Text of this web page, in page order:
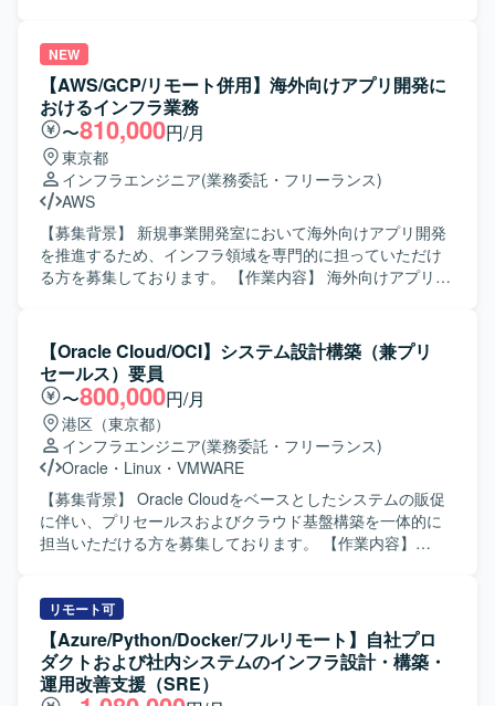
設計に深く関与していただけます。大規模なセキュリティ
プロジェクトの初期フェーズに携わることで、今後の全社
的なセキュリティ基盤構築に大きな影響を与えることがで
きます。 【開発環境】 SIEM製品およびSOAR製品を中心と
したセキュリティソリューション環境での業務となりま
す。
のIaC化を進めていただきます。また、セキュリティ要件へ
の対応や、本番環境上での安定運用および障害対応も行っ
ていただきます。 【求める人物像】 リモート環境下でも、
ビジネス側や他エンジニアと柔軟かつ円滑にコミュニケー
ションが取れる方を求めております。要求に対して実装上
の懸念や不足情報を非エンジニアから主体的にヒアリング
し、自走して開発を進められる方が望ましいです。ビジネ
ス要求や荒い設計の中から要件を汲み取り、実現までのプ
ロセスを描くことができる方を歓迎いたします。 【ポジシ
ョンの魅力】 海外向け新規事業のアプリ開発において、
AWSおよびGCPを活用したモダンなインフラ設計・構築に
域で経験を積むことができます。 【開発環境】
AWS（RDS、Lambda、ApiGateway、Connect、Lex、
SMS/SES）、GCP、Terraform、CloudFormation、SAMな
どを利用したインフラ環境となります。
NEW
【AWS/GCP/リモート併用】海外向けアプリ開発に
おけるインフラ業務
〜810,000円/月
東京都
インフラエンジニア(業務委託・フリーランス)
AWS
【募集背景】 新規事業開発室において海外向けアプリ開発
を推進するため、インフラ領域を専門的に担っていただけ
る方を募集しております。 【作業内容】 海外向けアプリ開
アカウントでのCI/CDの構築、各サービスのIaC化、セキュ
リティ要件への対応、本番環境上での安定運用と障害対応
などを行っていただきます。 【求める人物像】 リモート環
境下でも他者との意思疎通を柔軟かつ円滑に行える方を求
めております。ビジネス側や他エンジニアとコミュニケー
ションをとりながら、要求に対して実装上の懸念や足りな
い情報を非エンジニアからヒアリングし、自走して開発を
進められる方が望ましいです。また、ビジネス要求や荒い
設計の中から要件を汲み取り、実現までのプロセスを主体
的に描くことができる方を歓迎いたします。 【ポジション
IaCなどの最新技術を活用しながら、セキュリティや運用ま
で含めたインフラ全体の設計・改善に携わることができま
す。 【開発環境】 AWS、GCP、RDS、Lambda、
ApiGateway、Connect、Lex、SMS/SES、Terraform、
CloudFormation、SAMなどを利用したインフラ環境での開
【Oracle Cloud/OCI】システム設計構築（兼プリ
セールス）要員
〜800,000円/月
港区（東京都）
インフラエンジニア(業務委託・フリーランス)
Oracle ・ Linux ・ VMWARE
【募集背景】 Oracle Cloudをベースとしたシステムの販促
に伴い、プリセールスおよびクラウド基盤構築を一体的に
担当いただける方を募集しております。 【作業内容】
業務を担当していただきます。また、受注した案件におい
ては、プロジェクトリーダーとしてクラウド基盤の構築や
移行作業を推進し、手足要員への指示出しを行っていただ
きます。ネットワークのみではなく、監視やバックアッ
プ、セキュリティ、運用といった非機能要件も含めたクラ
リモート可
【Azure/Python/Docker/フルリモート】自社プロ
ダクトおよび社内システムのインフラ設計・構築・
運用改善支援（SRE）